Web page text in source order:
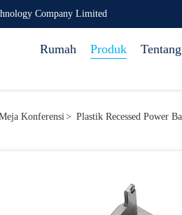
Company Limited
Rumah Produk
Konferensi> Plastik Recessed Power